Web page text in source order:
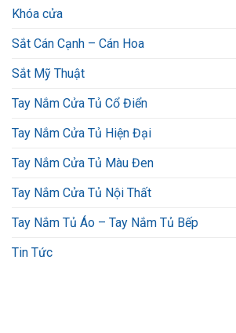
Khóa cửa
Sắt Cán Cạnh – Cán Hoa
Sắt Mỹ Thuật
Tay Nắm Cửa Tủ Cổ Điển
Tay Nắm Cửa Tủ Hiện Đại
Tay Nắm Cửa Tủ Màu Đen
Tay Nắm Cửa Tủ Nội Thất
Tay Nắm Tủ Áo – Tay Nắm Tủ Bếp
Tin Tức